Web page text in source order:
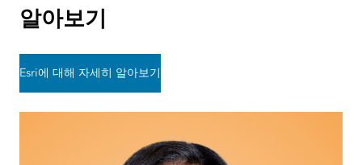
알아보기
Esri에 대해 자세히 알아보기